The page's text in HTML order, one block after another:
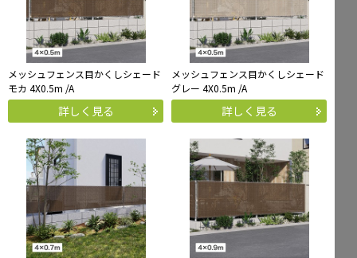
メッシュフェンス目かくしシェード
モカ 4X0.5m /A
詳しく見る
メッシュフェンス目かくしシェード
グレー 4X0.5m /A
詳しく見る